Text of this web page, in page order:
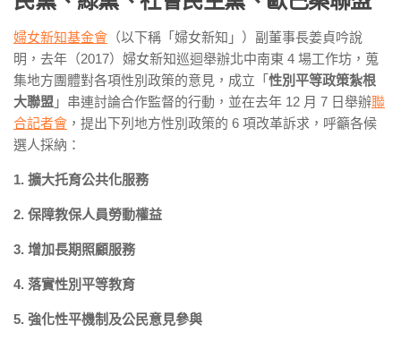
婦女新知基金會 （以下稱「婦女新知」）副董事長姜貞吟說
明，去年（2017）婦女新知巡迴舉辦北中南東 4 場工作坊，蒐
集地方團體對各項性別政策的意見，成立「 性別平等政策紮根
大聯盟 」串連討論合作監督的行動，並在去年 12 月 7 日舉辦聯
合記者會 ，提出下列地方性別政策的 6 項改革訴求，呼籲各候
選人採納：
1. 擴大托育公共化服務
2. 保障教保人員勞動權益
3. 增加長期照顧服務
4. 落實性別平等教育
5. 強化性平機制及公民意見參與